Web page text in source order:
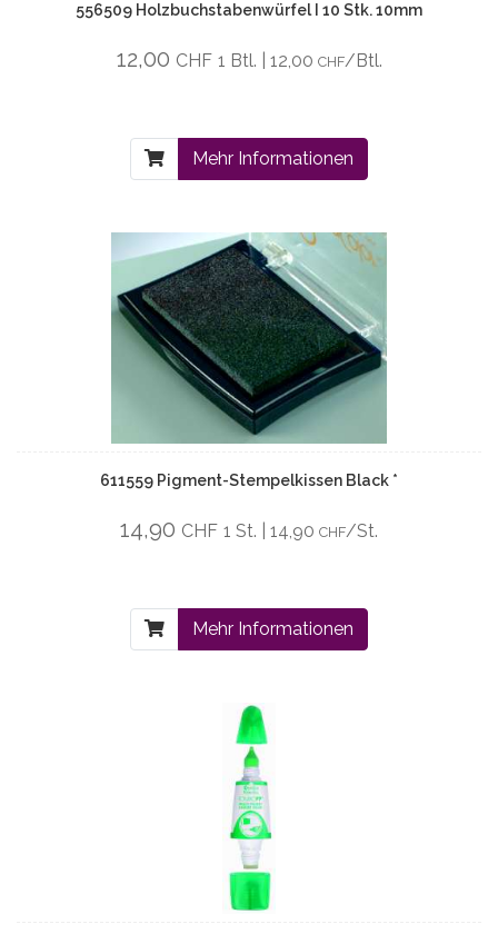
556509 Holzbuchstabenwürfel I 10 Stk. 10mm
12,00 CHF 1 Btl. | 12,00 CHF/Btl.
Mehr Informationen
611559 Pigment-Stempelkissen Black *
14,90 CHF 1 St. | 14,90 CHF/St.
Mehr Informationen